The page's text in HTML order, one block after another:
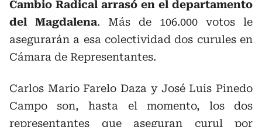
Cambio Radical arrasó en el departamento
del Magdalena. Más de 106.000 votos le
asegurarán a esa colectividad dos curules en
Cámara de Representantes.
Carlos Mario Farelo Daza y José Luis Pinedo
Campo son, hasta el momento, los dos
representantes que aseguran curul por